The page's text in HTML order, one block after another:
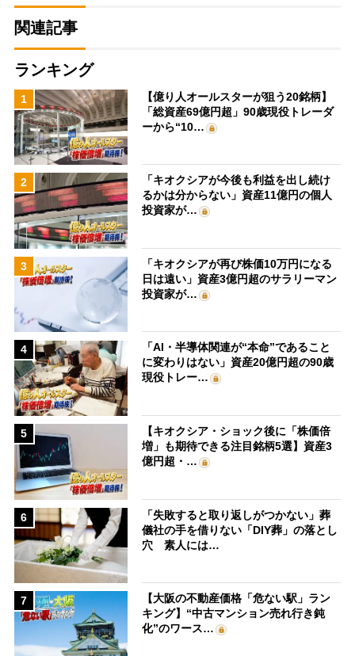
関連記事
ランキング
1
【億り人オールスターが狙う20銘柄】
「総資産69億円超」90歳現役トレーダ
ーから“10…
2
「キオクシアが今後も利益を出し続け
るかは分からない」資産11億円の個人
投資家が…
3
「キオクシアが再び株価10万円になる
日は遠い」資産3億円超のサラリーマン
投資家が…
4
「AI・半導体関連が“本命”であること
に変わりはない」資産20億円超の90歳
現役トレー…
5
【キオクシア・ショック後に「株価倍
増」も期待できる注目銘柄5選】資産3
億円超・…
6
「失敗すると取り返しがつかない」葬
儀社の手を借りない「DIY葬」の落とし
穴 素人には…
7
【大阪の不動産価格「危ない駅」ラン
キング】“中古マンション売れ行き鈍
化”のワース…